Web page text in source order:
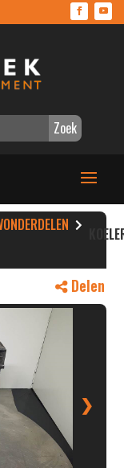
Zoek
Delen
❯